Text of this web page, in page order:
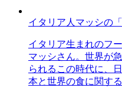
イタリア人マッシの
イタリア生まれのフ
マッシさん。世界が
られるこの時代に、
本と世界の食に関す